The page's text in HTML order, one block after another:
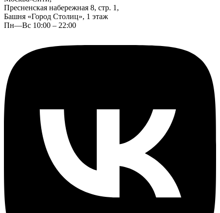
Пресненская набережная 8, стр. 1,
Башня «Город Столиц», 1 этаж
Пн—Вс 10:00 – 22:00